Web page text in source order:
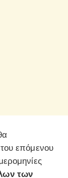
του επόμενου
των